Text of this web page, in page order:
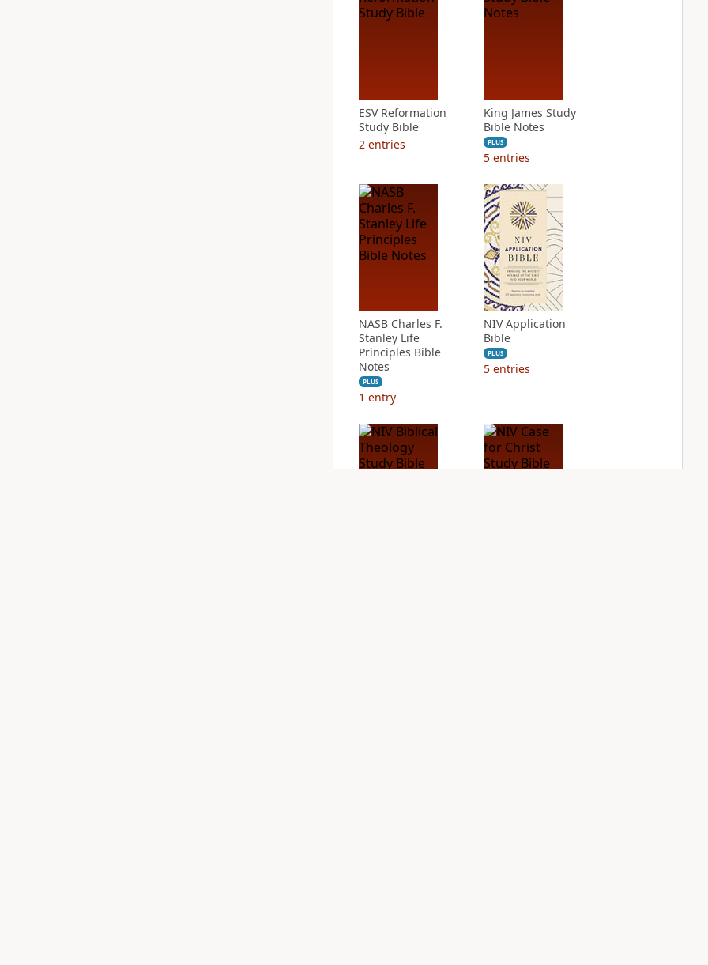
ESV Reformation
Study Bible
2 entries
King James Study
Bible Notes
PLUS
5 entries
NASB Charles F.
Stanley Life
Principles Bible
Notes
PLUS
1 entry
NIV Application
Bible
PLUS
5 entries